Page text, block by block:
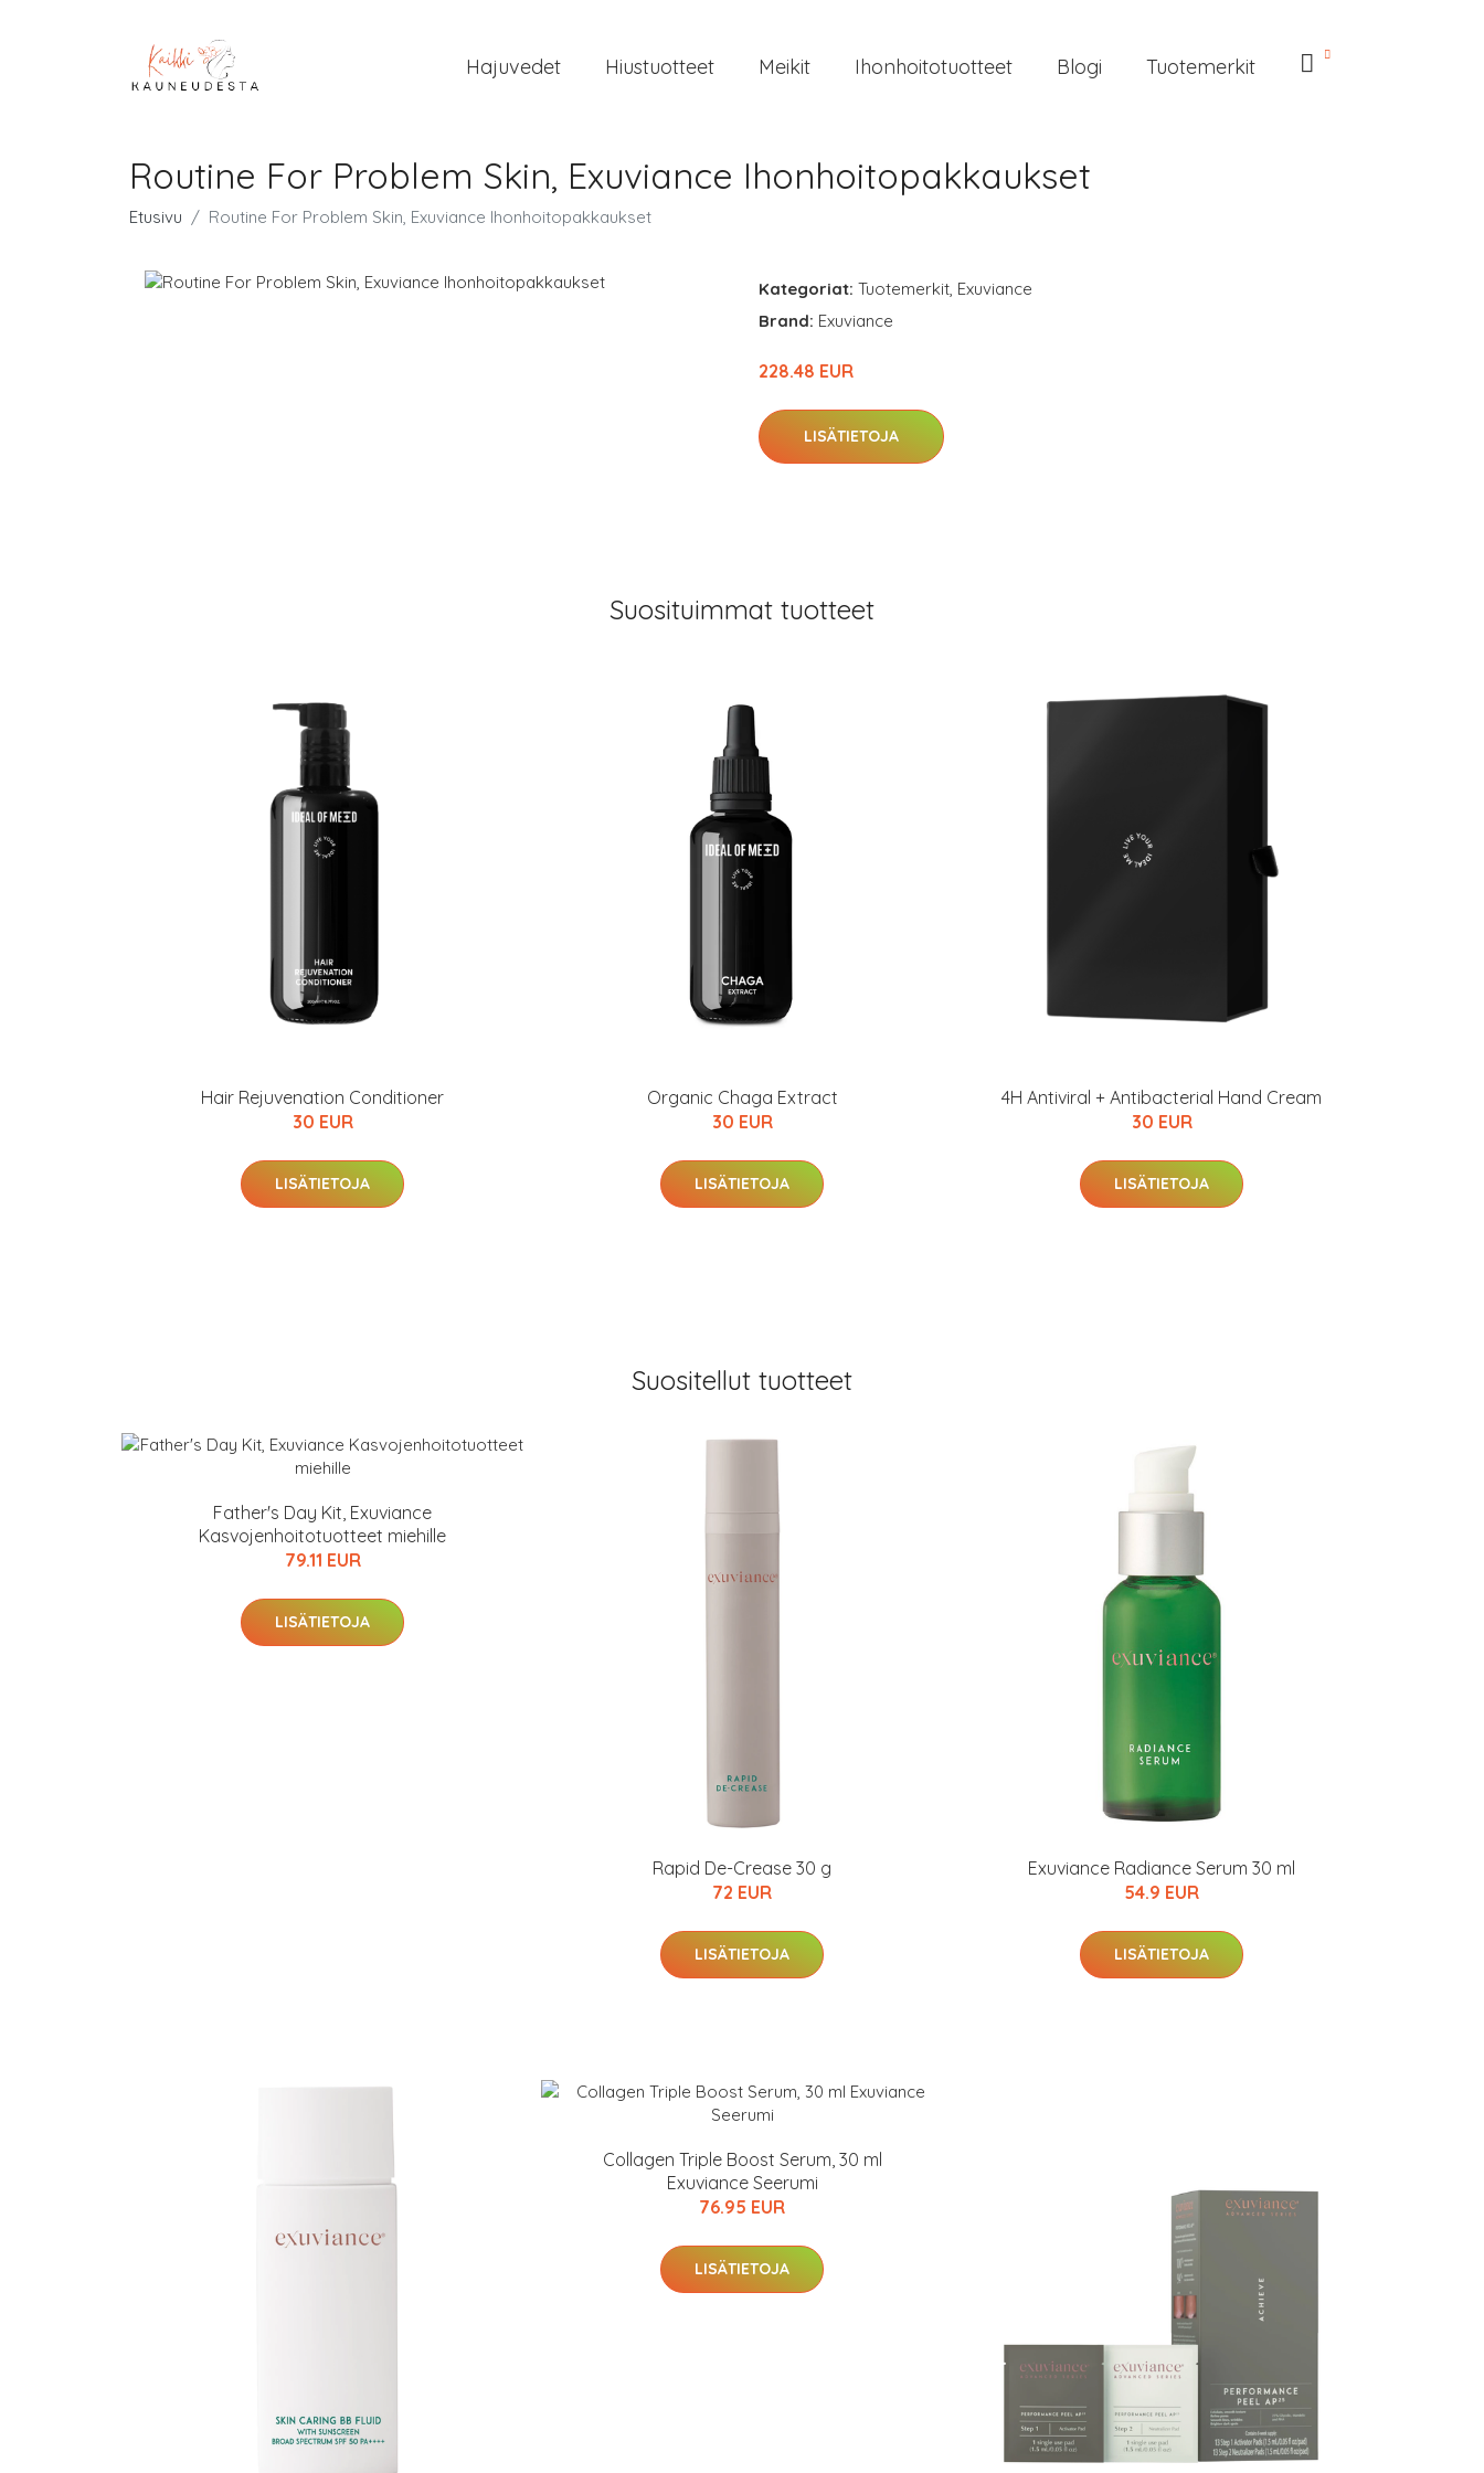
Hajuvedet Hiustuotteet Meikit Ihonhoitotuotteet Blogi Tuotemerkit
Routine For Problem Skin, Exuviance Ihonhoitopakkaukset
Etusivu Routine For Problem Skin, Exuviance Ihonhoitopakkaukset
Kategoriat: Tuotemerkit, Exuviance
Brand: Exuviance
228.48 EUR
LISÄTIETOJA
Suosituimmat tuotteet
Hair Rejuvenation Conditioner
30 EUR
LISÄTIETOJA
Organic Chaga Extract
30 EUR
LISÄTIETOJA
4H Antiviral + Antibacterial Hand Cream
30 EUR
LISÄTIETOJA
Suositellut tuotteet
Father's Day Kit, Exuviance
Kasvojenhoitotuotteet miehille
79.11 EUR
LISÄTIETOJA
Rapid De-Crease 30 g
72 EUR
LISÄTIETOJA
Exuviance Radiance Serum 30 ml
54.9 EUR
LISÄTIETOJA
Collagen Triple Boost Serum, 30 ml
Exuviance Seerumi
76.95 EUR
LISÄTIETOJA
Erikoistarjous
IdealofMeD Kauppa
Kaikki IdealofMeDin tuotteet -20 %!
KATSO TARJOUS